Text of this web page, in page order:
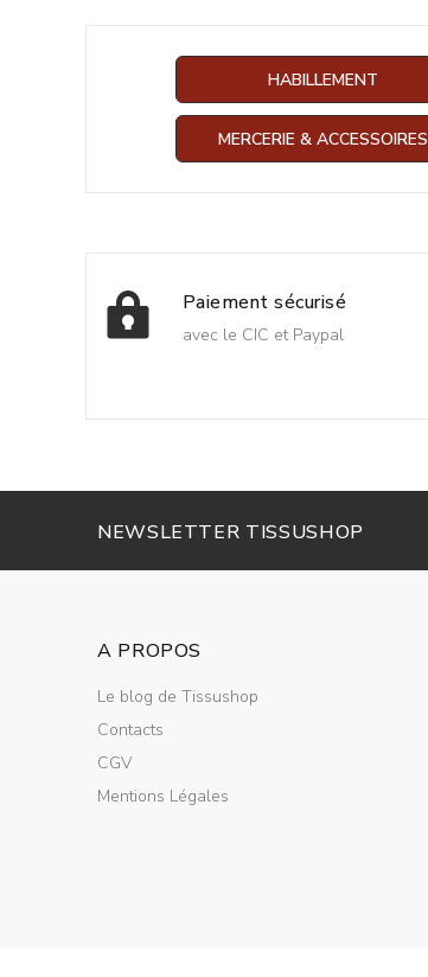
HABILLEMENT
MERCERIE & ACCESSOIRES
Paiement sécurisé
avec le CIC et Paypal
NEWSLETTER TISSUSHOP
A PROPOS
Le blog de Tissushop
Contacts
CGV
Mentions Légales